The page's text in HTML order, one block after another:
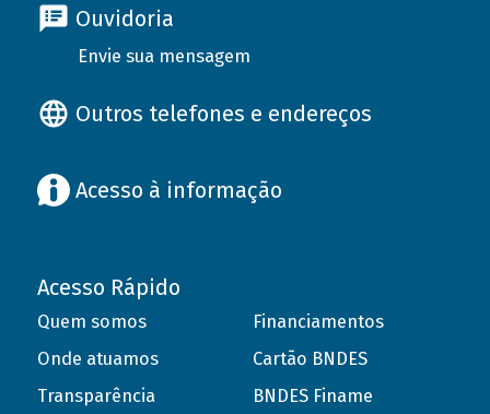
Ouvidoria
Envie sua mensagem
Outros telefones e endereços
Acesso à informação
Acesso Rápido
Quem somos
Onde atuamos
Transparência
Financiamentos
Cartão BNDES
BNDES Finame